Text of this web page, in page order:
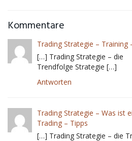
Kommentare
Trading Strategie –
[…] Trading Strategie – die
Trendfolge Strategie […]
Antworten
Trading Strategie – Was ist
Trading – Tipps
[…] Trading Strategie – die